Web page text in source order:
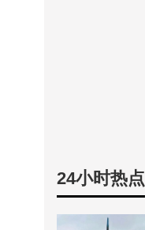
24小时热点